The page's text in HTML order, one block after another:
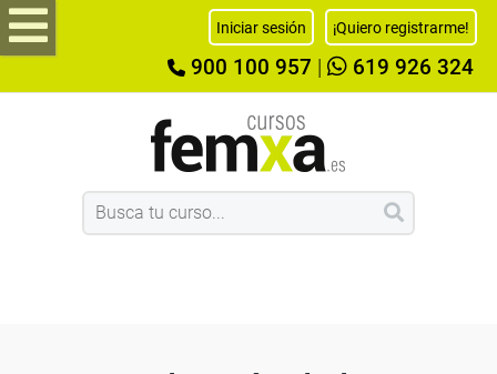
Iniciar sesión ¡Quiero registrarme!
900 100 957 619 926 324